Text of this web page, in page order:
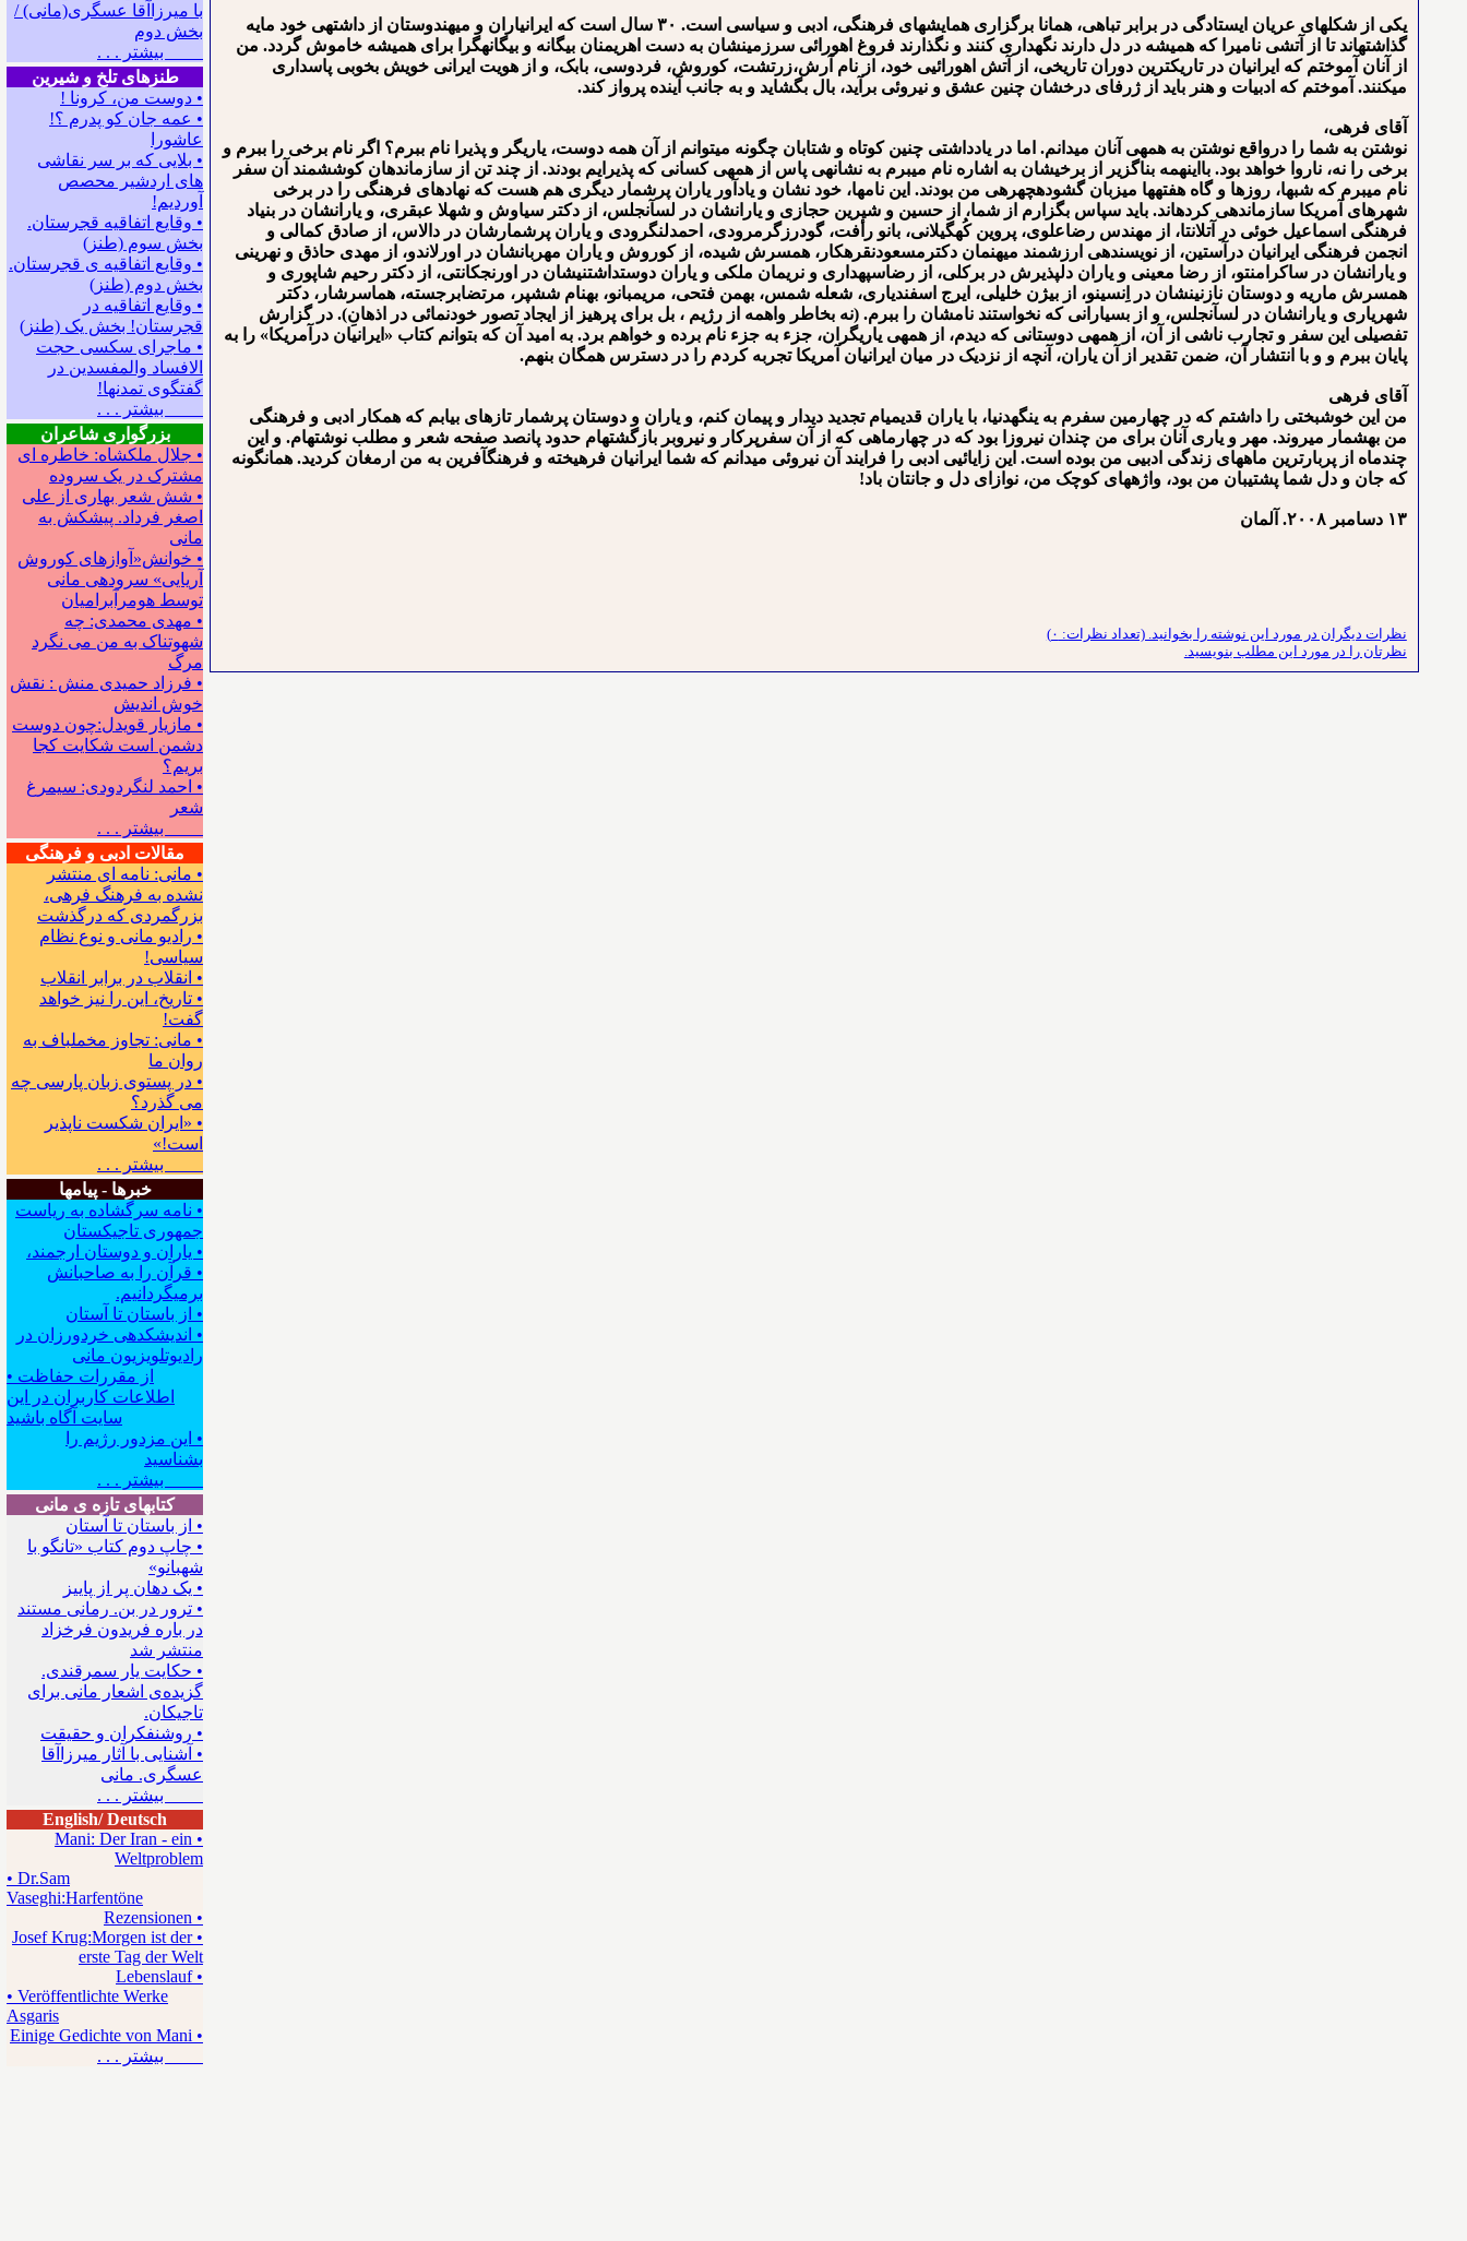
با میرزاآقا عسگری(مانی) /
بخش دوم
بیشتر . . .
طنزهای تلخ و شیرین
• دوست من، کرونا !
• ﻋﻤﻪ ﺟﺎﻥ ﻛﻮ ﭘﺪﺭﻡ ؟!
عاشورا
• بلایی که بر سر نقاشی
های اردشیر محصص
آوردیم!
• وقایع اتفاقیه قجرستان.
بخش سوم (طنز)
• وقایع اتفاقیه ی قجرستان.
بخش دوم (طنز)
• وقایع اتفاقیه در
قجرستان! بخش یک (طنز)
• ماجرای سکسی حجت
الافساد والمفسدین در
گفتگوی تمدنها!
بیشتر . . .
بزرگواری شاعران
• جلال ملکشاه: خاطره ای
مشترک در یک سروده
• شش شعر بهاری از علی
اصغر فرداد. پیشکش به
مانی
• خوانش«آوازهای کوروش
آریایی» سروده‍ی مانی
توسط هومرآبرامیان
• مهدی محمدی: چه
شهوتناک به من می نگرد
مرگ
• فرزاد حمیدی منش : نقش
خوش اندیش
• مازیار قویدل:چون دوست
دشمن است شکایت کجا
بریم؟
• احمد لنگردودی: سیمرغ
شعر
بیشتر . . .
مقالات ادبی و فرهنگی
• مانی: نامه ای منتشر
نشده به فرهنگ فرهی،
بزرگمردی که درگذشت
• رادیو مانی و نوع نظام
سیاسی!
• انقلاب در برابر انقلاب
• تاریخ، این را نیز خواهد
گفت!
• مانی: تجاوز مخملباف به
روان ما
• در پستوی زبان پارسی چه
می گذرد؟
• «ایران شکست ناپذیر
است!»
بیشتر . . .
خبرها - پیامها
• نامه سرگشاده به ریاست
جمهوری تاجیکستان
• یاران و دوستان ارجمند،
• قرآن را به صاحبانش
برمیگردانیم.
• از باستان تا آستان
• اندیشکده‍ی خردورزان در
رادیوتلویزیون مانی
• از مقررات حفاظت
اطلاعات کاربران در این
سایت آگاه باشید
• این مزدور رژیم را
بشناسید
بیشتر . . .
کتابهای تازه ی مانی
• از باستان تا آستان
• چاپ دوم کتاب «تانگو با
شهبانو»
• یک دهان پر از پاییز
• ترور در بن. رمانی مستند
در باره فریدون فرخزاد
منتشر شد
• حکایت یار سمرقندی.
گزیده‌ی اشعار مانی برای
تاجیکان.
• روشنفکران و حقیقت
• آشنایی با آثار میرزاآقا
عسگری. مانی
بیشتر . . .
English/ Deutsch
• Mani: Der Iran - ein
Weltproblem
• Dr.Sam
Vaseghi:Harfentöne
• Rezensionen
• Josef Krug:Morgen ist der
erste Tag der Welt
• Lebenslauf
• Veröffentlichte Werke
Asgaris
• Einige Gedichte von Mani
بیشتر . . .
یکی از شکل⁯های عریان ایستادگی در برابر تباهی، همانا برگزاری همایش⁯های فرهنگی، ادبی و سیاسی است. ۳۰ سال است که ایران⁯یاران و میهن⁯دوستان از داشته⁯ی خود مایه
گذاشته⁯اند تا از آتشی نامیرا که همیشه در دل دارند نگهداری کنند و نگذارند فروغ اهورائی سرزمینشان به دست اهریمنان بیگانه و بیگانه⁯گرا برای همیشه خاموش گردد. من
از آنان آموختم که ایرانیان در تاریکترین دوران تاریخی، از آتش اهورائی⁯ی خود، از نام آرش،زرتشت، کوروش، فردوسی، بابک، و از هویت ایرانی خویش بخوبی پاسداری
می⁯کنند. آموختم که ادبیات و هنر باید از ژرفای درخشان چنین عشق و نیروئی برآید، بال بگشاید و به جانب آینده پرواز کند.
آقای فرهی،
نوشتن به شما را درواقع نوشتن به همه⁯ی آنان می⁯دانم. اما در یادداشتی چنین کوتاه و شتابان چگونه می⁯توانم از آن همه دوست، یاریگر و پذیرا نام ببرم؟ اگر نام برخی را ببرم و
برخی را نه، ناروا خواهد بود. بااین⁯همه بناگزیر از برخی⁯شان به اشاره نام می⁯برم به نشانه⁯ی پاس از همه⁯ی کسانی که پذیرایم بودند. از چند تن از سازماندهان کوششمند آن سفر
نام می⁯برم که شب⁯ها، روزها و گاه هفته⁯ها میزبان گشوده⁯چهره⁯ی من بودند. این نام⁯ها، خود نشان و یادآور یاران پرشمار دیگری هم هست که نهادهای فرهنگی⁯ را در برخی
شهرهای آمریکا سازماندهی کرده⁯اند. باید سپاس بگزارم از شما، از حسین و شیرین حجازی و یارانشان در لس⁯آنجلس، از دکتر سیاوش و شهلا عبقری، و یارانشان در بنیاد
فرهنگی اسماعیل خوئی در آتلانتا، از مهندس رضاعلوی، پروین کُه⁯گیلانی، بانو رأفت، گودرزگرمرودی، احمدلنگرودی و یاران پرشمارشان در دالاس، از صادق کمالی و
انجمن فرهنگی ایرانیان درآستین، از نویسنده⁯ی ارزشمند میهنمان دکترمسعودنقره⁯کار، همسرش شیده، از کوروش و یاران مهربانشان در اورلاندو، از مهدی حاذق و نهرینی
و یارانشان در ساکرامنتو، از رضا معینی و یاران دلپذیرش در برکلی، از رضاسپهداری و نریمان ملکی و یاران دوست⁯داشتنی⁯شان در اورنج⁯کانتی، از دکتر رحیم شاپوری و
همسرش ماریه و دوستان نازنینشان در اِن⁯سینو، از بیژن خلیلی، ایرج اسفندیاری، شعله شمس، بهمن فتحی، مریم⁯بانو، بهنام ششپر، مرتضابرجسته، هماسرشار، دکتر
شهریاری و یارانشان در لس⁯آنجلس، و از بسیارانی که نخواستند نامشان را ببرم. (نه بخاطر واهمه از رژیم ، بل برای پرهیز از ایجاد تصور خودنمائی در اذهانِ). در گزارش
تفصیلی این سفر و تجارب ناشی از آن، از همه⁯ی دوستانی که دیدم، از همه⁯ی یاریگران، جزء به جزء نام برده و خواهم برد. به امید آن که بتوانم کتاب «ایرانیان درآمریکا» را به
پایان ببرم و و با انتشار آن، ضمن تقدیر از آن یاران، آنچه از نزدیک در میان ایرانیان آمریکا تجربه کردم را در دسترس همگان بنهم.
آقای فرهی
من این خوشبختی را داشتم که در چهارمین سفرم به ینگه⁯دنیا، با یاران قدیمی⁯ام تجدید دیدار و پیمان کنم، و یاران و دوستان پرشمار تازه⁯ای بیابم که همکار ادبی و فرهنگی
من به⁯شمار می⁯روند. مهر و یاری آنان برای من چندان نیروزا بود که در چهارماهی که از آن سفرپرکار و نیروبر بازگشته⁯ام حدود پانصد صفحه شعر و مطلب نوشته⁯ام. و این
چندماه از پربارترین ماه⁯های زندگی ادبی⁯ی من بوده است. این زایائی⁯ی ادبی را فرایند آن نیروئی می⁯دانم که شما ایرانیان فرهیخته و فرهنگ⁯آفرین به من ارمغان کردید. همان⁯گونه
که جان و دل شما پشتیبان من بود، واژه⁯های کوچک من، نوازای دل و جانتان باد!
۱۳ دسامبر ۲۰۰۸. آلمان
نظرات دیگران در مورد این نوشته را بخوانید. (تعداد نظرات: ۰)
نظرتان را در مورد این مطلب بنویسید.